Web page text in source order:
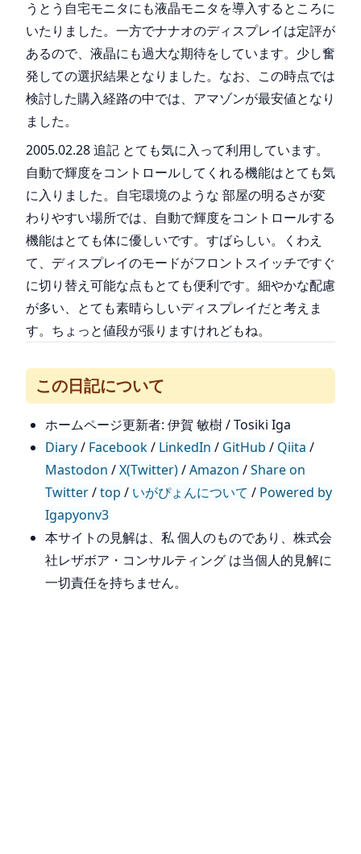
うとう自宅モニタにも液晶モニタを導入するところに
いたりました。一方でナナオのディスプレイは定評が
あるので、液晶にも過大な期待をしています。少し奮
発しての選択結果となりました。なお、この時点では
検討した購入経路の中では、アマゾンが最安値となり
ました。
2005.02.28 追記 とても気に入って利用しています。
自動で輝度をコントロールしてくれる機能はとても気
に入りました。自宅環境のような 部屋の明るさが変
わりやすい場所では、自動で輝度をコントロールする
機能はとても体に優しいです。すばらしい。くわえ
て、ディスプレイのモードがフロントスイッチですぐ
に切り替え可能な点もとても便利です。細やかな配慮
が多い、とても素晴らしいディスプレイだと考えま
す。ちょっと値段が張りますけれどもね。
この日記について
ホームページ更新者: 伊賀 敏樹 / Tosiki Iga
Diary/ Facebook/ LinkedIn / GitHub / Qiita /
Mastodon /X(Twitter)/Amazon /Share on
Twitter/top / いがぴょんについて / Powered by
Igapyonv3
本サイトの見解は、私 個人のものであり、株式会
社レザボア・コンサルティング は当個人的見解に
一切責任を持ちません。